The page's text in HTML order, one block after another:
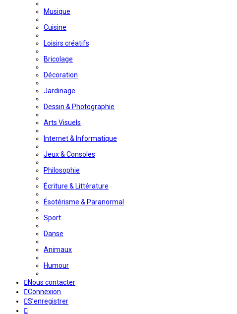
Musique
Cuisine
Loisirs créatifs
Bricolage
Décoration
Jardinage
Dessin & Photographie
Arts Visuels
Internet & Informatique
Jeux & Consoles
Philosophie
Écriture & Littérature
Ésotérisme & Paranormal
Sport
Danse
Animaux
Humour
Nous contacter
Connexion
S’enregistrer